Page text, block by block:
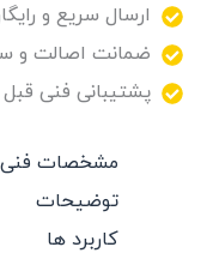
ارسال سریع و
ضمانت اصالت و
پشتیبانی فنی
مشخصات فنی
توضیحات
کاربرد ها